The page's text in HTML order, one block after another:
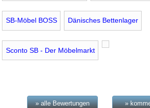
SB-Möbel BOSS Dänisches Bettenlager
Sconto SB - Der Möbelmarkt
» alle Bewertungen »